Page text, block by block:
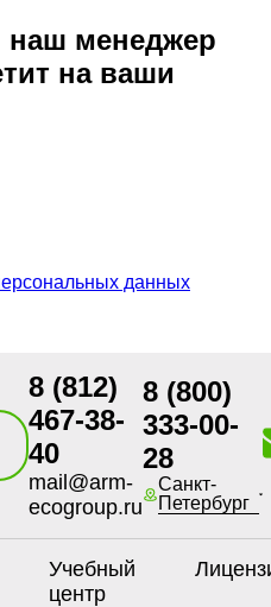
наш менеджер
на ваши
данных
8 (812)
467-38-
40
mail@arm-
ecogroup.ru
8 (800)
333-00-
28
Санкт-
Петербург
Учебный
центр